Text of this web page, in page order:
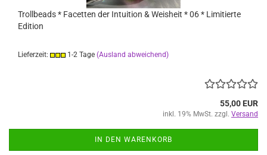
Trollbeads * Facetten der Intuition & Weisheit * 06 * Limitierte
Edition
Lieferzeit: 1-2 Tage (Ausland abweichend)
55,00 EUR
inkl. 19% MwSt. zzgl. Versand
IN DEN WARENKORB